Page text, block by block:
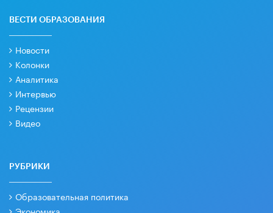
ВЕСТИ ОБРАЗОВАНИЯ
Новости
Колонки
Аналитика
Интервью
Рецензии
Видео
РУБРИКИ
Образовательная политика